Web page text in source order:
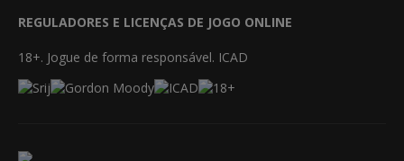
REGULADORES E LICENÇAS DE JOGO ONLINE
18+. Jogue de forma responsável. ICAD